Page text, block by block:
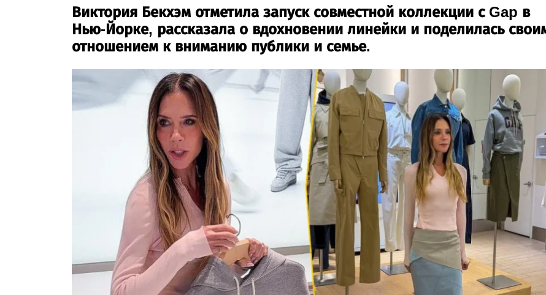
Виктория Бекхэм отметила запуск совместной коллекции с Gap в
Нью-Йорке, рассказала о вдохновении линейки и поделилась
отношением к вниманию публики и семье.